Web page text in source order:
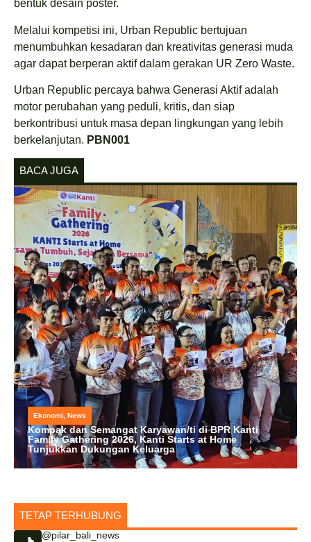
bentuk desain poster.
Melalui kompetisi ini, Urban Republic bertujuan
menumbuhkan kesadaran dan kreativitas generasi muda
agar dapat berperan aktif dalam gerakan UR Zero Waste.
Urban Republic percaya bahwa Generasi Aktif adalah
motor perubahan yang peduli, kritis, dan siap
berkontribusi untuk masa depan lingkungan yang lebih
berkelanjutan. PBN001
BACA JUGA
Ekonomi, News
Kompak dan Semangat Karyawan/ti di BPR Kanti
Family Gathering 2026, Kanti Starts at Home
Tunjukkan Dukungan Keluarga
TETAP TERHUBUNG
@pilar_bali_news